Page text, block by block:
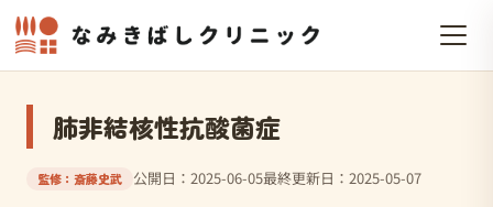
肺非結核性抗酸菌症
監修：斎藤史武 公開日：2025-06-05最終更新日：2025-05-07